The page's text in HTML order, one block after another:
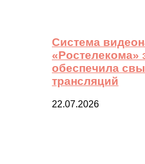
Система
«Ростелекома»
обеспечила
трансляций
22.07.2026